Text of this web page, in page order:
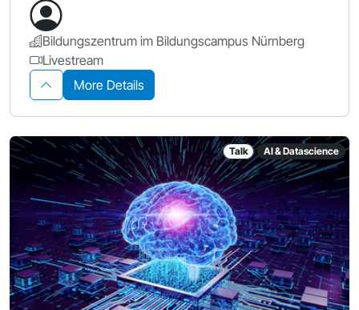
Bildungszentrum im Bildungscampus Nürnberg
Livestream
More Details
Talk AI & Datascience